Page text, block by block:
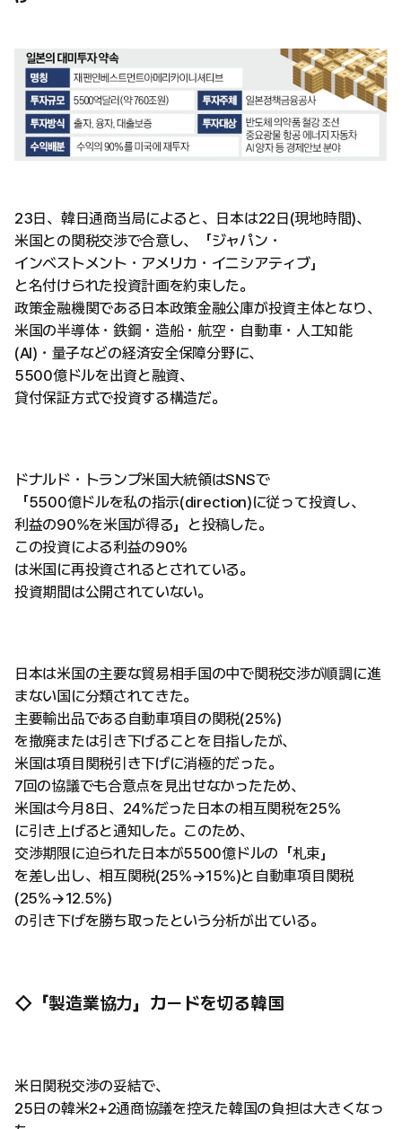
23日、韓日通商当局によると、日本は22日(現地時間)、
米国との関税交渉で合意し、「ジャパン・
インベストメント・アメリカ・イニシアティブ」
と名付けられた投資計画を約束した。
政策金融機関である日本政策金融公庫が投資主体となり、
米国の半導体・鉄鋼・造船・航空・自動車・人工知能
(AI)・量子などの経済安全保障分野に、
5500億ドルを出資と融資、
貸付保証方式で投資する構造だ。
ドナルド・トランプ米国大統領はSNSで
「5500億ドルを私の指示(direction)に従って投資し、
利益の90%を米国が得る」と投稿した。
この投資による利益の90%
は米国に再投資されるとされている。
投資期間は公開されていない。
日本は米国の主要な貿易相手国の中で関税交渉が順調に進
まない国に分類されてきた。
主要輸出品である自動車項目の関税(25%)
を撤廃または引き下げることを目指したが、
米国は項目関税引き下げに消極的だった。
7回の協議でも合意点を見出せなかったため、
米国は今月8日、24%だった日本の相互関税を25%
に引き上げると通知した。このため、
交渉期限に迫られた日本が5500億ドルの「札束」
を差し出し、相互関税(25%→15%)と自動車項目関税
(25%→12.5%)
の引き下げを勝ち取ったという分析が出ている。
◇「製造業協力」カードを切る韓国
米日関税交渉の妥結で、
25日の韓米2+2通商協議を控えた韓国の負担は大きくなっ